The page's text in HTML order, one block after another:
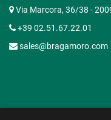
Via Marcora, 36/38 -
+39 02.51.67.22.01
sales@bragamoro.com